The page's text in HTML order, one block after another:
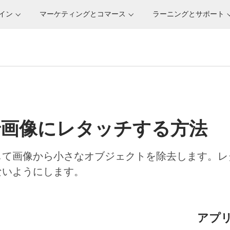
ン マーケティングとコマース ラーニングとサポート
像にレタッチする方法
画像から小さなオブジェクトを除去します。
ようにします。
アプ